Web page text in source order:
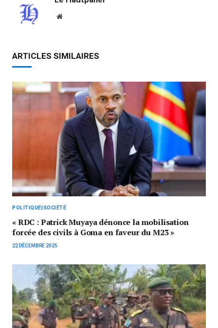
Website
ARTICLES SIMILAIRES
POLITIQUE|SOCIÉTÉ
« RDC : Patrick Muyaya dénonce la mobilisation
forcée des civils à Goma en faveur du M23 »
22 DÉCEMBRE 2025